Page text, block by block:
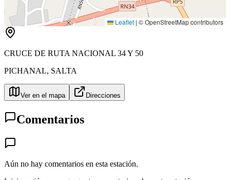
Leaflet | © OpenStreetMap contributors
CRUCE DE RUTA NACIONAL 34 Y 50
PICHANAL, SALTA
Ver en el mapa Direcciones
Comentarios
Aún no hay comentarios en esta estación.